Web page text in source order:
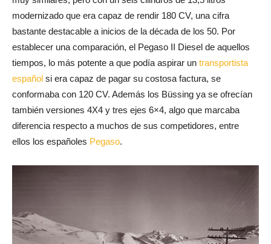
modernizado que era capaz de rendir 180 CV, una cifra
bastante destacable a inicios de la década de los 50. Por
establecer una comparación, el Pegaso II Diesel de aquellos
tiempos, lo más potente a que podía aspirar un transportista
español si era capaz de pagar su costosa factura, se
conformaba con 120 CV. Además los Büssing ya se ofrecían
también versiones 4X4 y tres ejes 6×4, algo que marcaba
diferencia respecto a muchos de sus competidores, entre
ellos los españoles Pegaso.